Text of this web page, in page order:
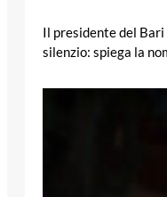
Il presidente del
silenzio: spiega la